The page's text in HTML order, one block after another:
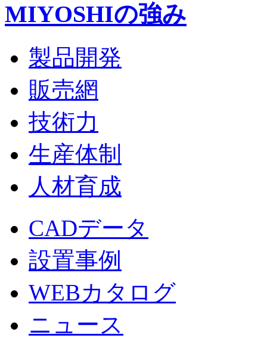
MIYOSHIの強み
製品開発
販売網
技術力
生産体制
人材育成
CADデータ
設置事例
WEBカタログ
ニュース